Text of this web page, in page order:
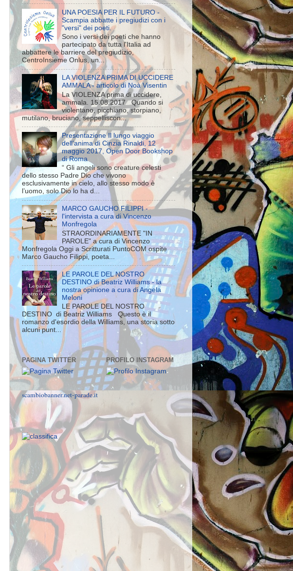
UNA POESIA PER IL FUTURO -
Scampia abbatte i pregiudizi con i
"versi" dei poeti.
Sono i versi dei poeti che hanno
partecipato da tutta l'Italia ad
abbattere le barriere del pregiudizio,
CentroInsieme Onlus, un...
LA VIOLENZA PRIMA DI UCCIDERE
AMMALA - articolo di Noà Visentin
La VIOLENZA prima di uccidere,
ammala. 15.08.2017 Quando si
violentano, picchiano, storpiano,
mutilano, bruciano, seppelliscon...
Presentazione Il lungo viaggio
dell’anima di Cinzia Rinaldi, 12
maggio 2017, Open Door Bookshop
di Roma
“ Gli angeli sono creature celesti
dello stesso Padre Dio che vivono
esclusivamente in cielo, allo stesso modo è
l’uomo, solo Dio lo ha d...
MARCO GAUCHO FILIPPI -
l'intervista a cura di Vincenzo
Monfregola
STRAORDINARIAMENTE "IN
PAROLE" a cura di Vincenzo
Monfregola Oggi a Scritturati PuntoCOM ospite
Marco Gaucho Filippi, poeta...
LE PAROLE DEL NOSTRO
DESTINO di Beatriz Williams - la
nostra opinione a cura di Angela
Meloni
LE PAROLE DEL NOSTRO
DESTINO di Beatriz Williams Questo è il
romanzo d'esordio della Williams, una storia sotto
alcuni punt...
PAGINA TWITTER PROFILO INSTAGRAM
scambiobanner.net-parade.it